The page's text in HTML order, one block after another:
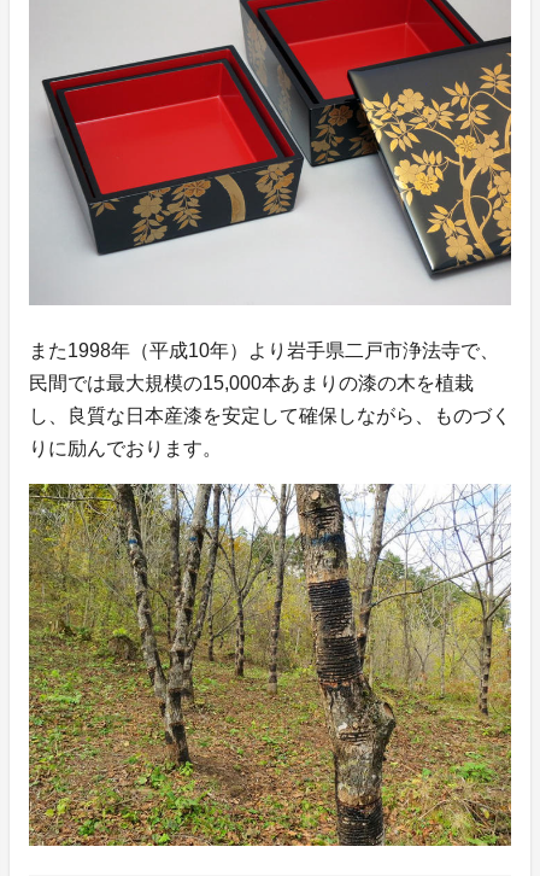
また1998年（平成10年）より岩手県二戸市浄法寺で、
民間では最大規模の15,000本あまりの漆の木を植栽
し、良質な日本産漆を安定して確保しながら、ものづく
りに励んでおります。